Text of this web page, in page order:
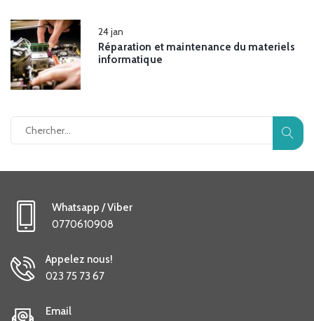
24jan
Réparation et maintenance du materiels
informatique
Whatsapp / Viber
0770610908
Appelez nous!
023 75 73 67
Email